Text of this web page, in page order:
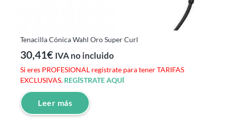
Tenacilla Cónica Wahl Oro Super Curl
30,41€ IVA no incluido
Si eres PROFESIONAL regístrate para tener TARIFAS
EXCLUSIVAS. REGÍSTRATE AQUÍ
Leer más